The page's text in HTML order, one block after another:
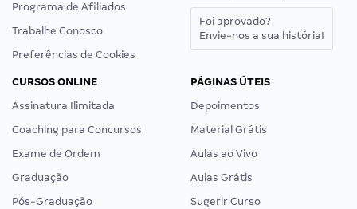
Programa de Afiliados
Trabalhe Conosco
Preferências de Cookies
Foi aprovado?
Envie-nos a sua história!
CURSOS ONLINE
Assinatura Ilimitada
Coaching para Concursos
Exame de Ordem
Graduação
Pós-Graduação
PÁGINAS ÚTEIS
Depoimentos
Material Grátis
Aulas ao Vivo
Aulas Grátis
Sugerir Curso